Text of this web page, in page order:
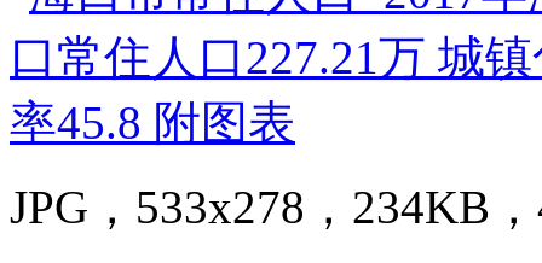
JPG，533x278，234KB